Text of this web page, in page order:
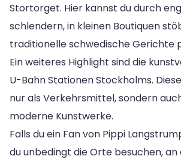
Stortorget. Hier kannst du durch
schlendern, in kleinen Boutiquen
traditionelle schwedische Gerichte
Ein weiteres Highlight sind die
U-Bahn Stationen Stockholms.
nur als Verkehrsmittel, sondern
moderne Kunstwerke.
Falls du ein Fan von Pippi
du unbedingt die Orte besuchen, an